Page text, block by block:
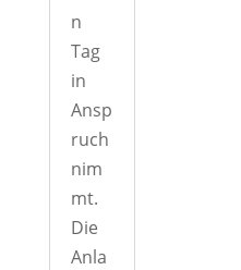
n
Tag
in
Ansp
ruch
nim
mt.
Die
Anla